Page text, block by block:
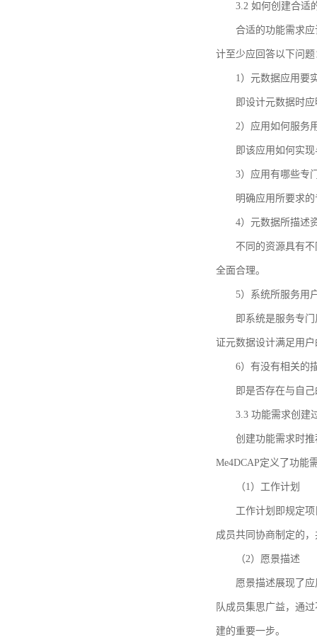
3.2 如何创建合适
合适的功能需求
计至少应回答以下问题
1）元数据应用要
即设计元数据时
2）应用如何服务
即该应用如何实
3）应用有哪些专
明确应用所要求
4）元数据所描述
不同的资源具有
全面合理。
5）系统所服务用
即系统是服务专
证元数据设计满足用
6）有没有相关的
即是否存在与自
3.3 功能需求创建
创建功能需求时推
Me4DCAP定义了功能
（1）工作计划
工作计划即规定
成员共同协商制定的
（2）愿景描述
愿景描述展现了
队成员集思广益，通
建的重要一步。